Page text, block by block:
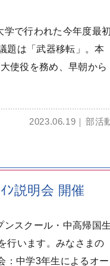
で行われた今年度最初
題は「武器移転」。本
使役を務め、早朝から
2023.06.19 部活
ﾝ説明会 開催
スクール・中高帰国
行います。みなさまの
：中学3年生によるオー